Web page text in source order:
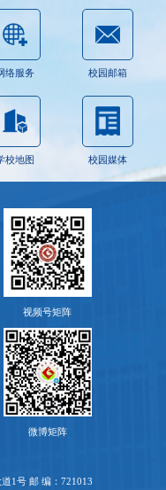
络服务 校园邮箱
校地图 校园媒体
视频号矩阵
微博矩阵
1号 邮 编：721013